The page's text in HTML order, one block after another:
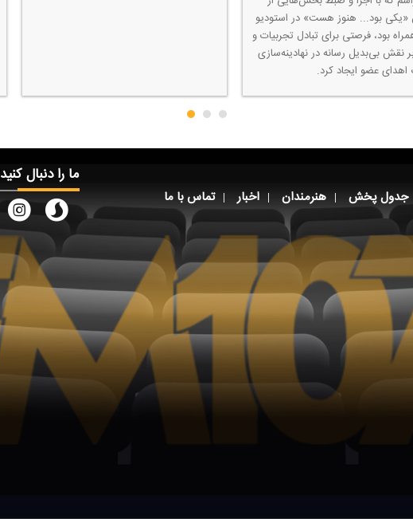
بود... هنوز هست» در استودیو
بود، فرصتی برای تبادل تجربیات و
نقش بی‌بدیل رسانه در نهادینه‌سازی
عضو ایجاد كرد.
جدول پخش هنرمندان اخبار تماس با ما
ما را دنبال کنید